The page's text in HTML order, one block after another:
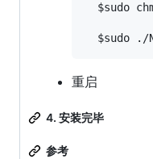
$sudo
重启
4. 安装完毕
参考